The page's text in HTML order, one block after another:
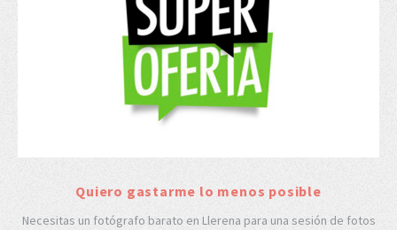
Quiero gastarme lo menos posible
Necesitas un fotógrafo barato en Llerena para una sesión de fotos